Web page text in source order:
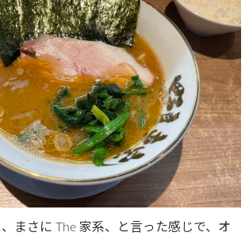
まさに The 家系、と言った感じで、オ